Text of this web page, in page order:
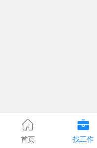
首页 找工作